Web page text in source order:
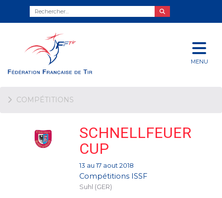
MENU
COMPÉTITIONS
SCHNELLFEUER
CUP
13 au 17 aout 2018
Compétitions ISSF
Suhl (GER)